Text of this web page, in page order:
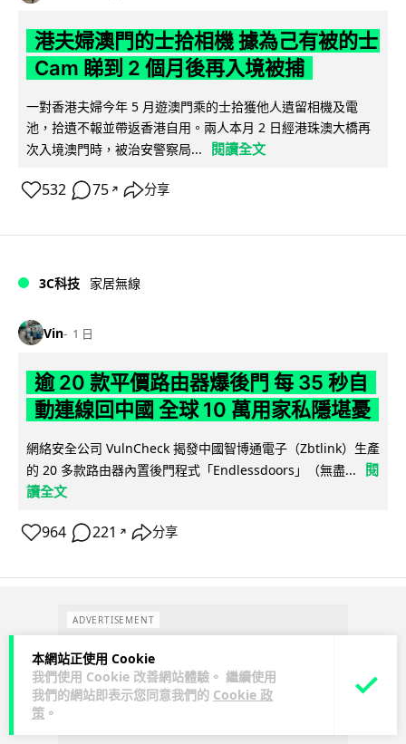
本網站正使用 Cookie
我們使用 Cookie 改善網站體驗。 繼續使用
我們的網站即表示您同意我們的 Cookie 政
策 。
港夫婦澳門的士拾相機 據為己有被的士
Cam 睇到 2 個月後再入境被捕
一對香港夫婦今年 5 月遊澳門乘的士拾獲他人遺留相機及電
池，拾遺不報並帶返香港自用。兩人本月 2 日經港珠澳大橋再
次入境澳門時，被治安警察局...
閱讀全文
532 75 ↗ 分享
3C科技 家居無線
Vin 1 日
逾 20 款平價路由器爆後門 每 35 秒自
動連線回中國 全球 10 萬用家私隱堪憂
網絡安全公司 VulnCheck 揭發中國智博通電子（Zbtlink）生產
的 20 多款路由器內置後門程式「Endlessdoors」（無盡...
閱
讀全文
964 221 ↗ 分享
ADVERTISEMENT